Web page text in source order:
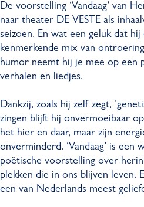
n
-
V
a
n
a
g
e
e
n
-
V
a
d
a
a
g
-
V
a
n
d
a
g
V
e
e
n
-
V
n
d
a
a
g
De voorstelling ‘Vandaag’ van
naar theater DE VESTE als
seizoen. En wat een geluk dat
kenmerkende mix van
humor neemt hij je mee op een
verhalen en liedjes.
Dankzij, zoals hij zelf zegt,
zingen blijft hij onvermoeibaar
het hier en daar, maar zijn
onverminderd. ‘Vandaag’ is een
poëtische voorstelling over
plekken die in ons blijven leven.
een van Nederlands meest